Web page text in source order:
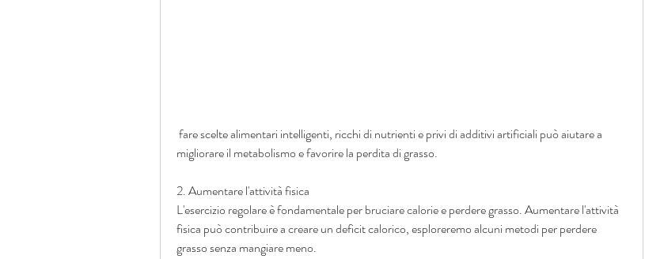
migliorare il metabolismo e favorire la perdita di grasso.
2. Aumentare l'attività fisica
L'esercizio regolare è fondamentale per bruciare calorie e perdere grasso. Aumentare l'attività
fisica può contribuire a creare un deficit calorico, esploreremo alcuni metodi per perdere
grasso senza mangiare meno.